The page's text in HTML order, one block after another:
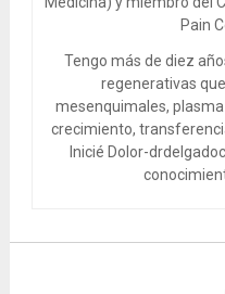
Pain
Tengo más de diez
regenerativas
mesenquimales,
crecimiento,
Inicié Dolor-